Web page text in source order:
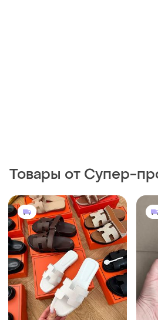
Товары от Супер-